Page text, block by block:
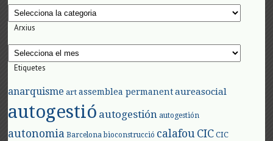
Categories
Arxius
Arxius
Etiquetes
anarquisme art assemblea permanent aureasocial
autogestió autogestión autogestión
autonomia Barcelona bioconstrucció calafouCIC CIC